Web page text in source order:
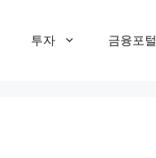
투자 금융포털